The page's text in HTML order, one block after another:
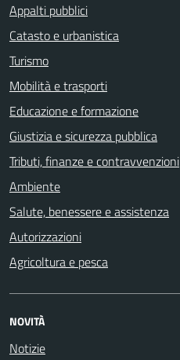
Appalti pubblici
Catasto e urbanistica
Turismo
Mobilità e trasporti
Educazione e formazione
Giustizia e sicurezza pubblica
Tributi, finanze e contravvenzioni
Ambiente
Salute, benessere e assistenza
Autorizzazioni
Agricoltura e pesca
NOVITÀ
Notizie